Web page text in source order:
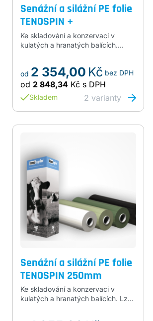
Senážní a silážní PE folie
TENOSPIN +
Ke skladování a konzervaci v
kulatých a hranatých balících.
Skladem
od 2 354,00 Kč bez DPH
od 2 848,34 Kč s DPH
2 varianty
Senážní a silážní PE folie
TENOSPIN 250mm
Ke skladování a konzervaci v
kulatých a hranatých balících. Lze